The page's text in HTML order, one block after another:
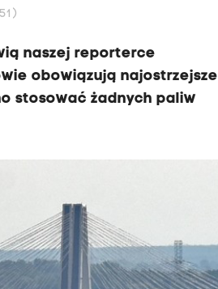
)
naszej reporterce
obowiązują najostrzejsze
stosować żadnych paliw